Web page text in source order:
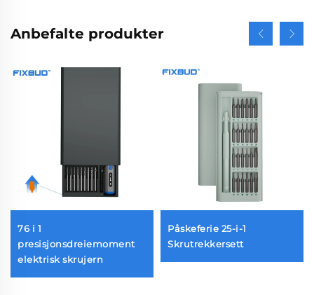
Anbefalte produkter
76 i 1
presisjonsdreiemoment
elektrisk skrujern
Påskeferie 25-i-1
Skrutrekkersett